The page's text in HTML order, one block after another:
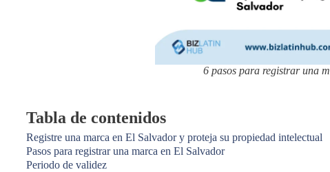
6 pasos para registrar una
Tabla de contenidos
Registre una marca en El Salvador y proteja su propiedad intelectual
Pasos para registrar una marca en El Salvador
Periodo de validez